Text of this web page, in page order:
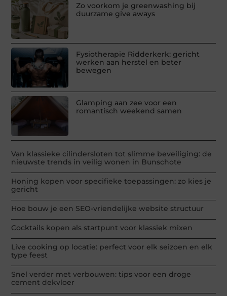
Zo voorkom je greenwashing bij
duurzame give aways
Fysiotherapie Ridderkerk: gericht
werken aan herstel en beter
bewegen
Glamping aan zee voor een
romantisch weekend samen
Van klassieke cilindersloten tot slimme beveiliging: de
nieuwste trends in veilig wonen in Bunschote
Honing kopen voor specifieke toepassingen: zo kies je
gericht
Hoe bouw je een SEO-vriendelijke website structuur
Cocktails kopen als startpunt voor klassiek mixen
Live cooking op locatie: perfect voor elk seizoen en elk
type feest
Snel verder met verbouwen: tips voor een droge
cement dekvloer